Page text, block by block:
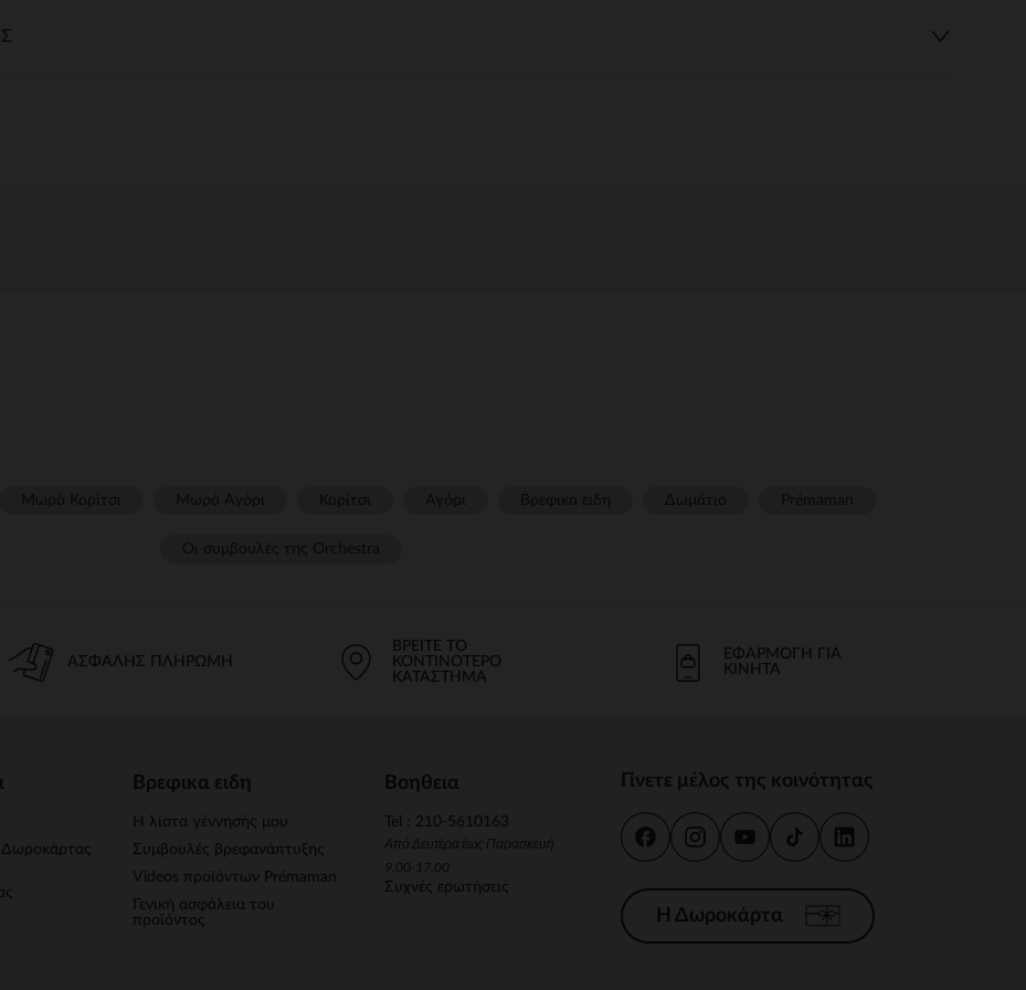
ΑΣΦΑΛΉΣ ΠΛΗΡΩΜΉ
ΒΡΕΊΤΕ ΤΟ
ΚΟΝΤΙΝΌΤΕΡΟ
ΚΑΤΆΣΤΗΜΑ
ΕΦΑΡΜΟΓΉ ΓΙΑ
ΚΙΝΗΤΆ
Δωροκάρτας
Βρεφικα ειδη
Η λίστα γέννησής μου
Συμβουλές βρεφανάπτυξης
Videos προϊόντων Prémaman
Γενική ασφάλεια του
προϊόντος
Βοηθεια
Tel : 210-5610163
Από Δευτέρα έως Παρασκευή
9.00-17.00
Συχνές ερωτήσεις
Γίνετε μέλος της κοινότητας
Η Δωροκάρτα